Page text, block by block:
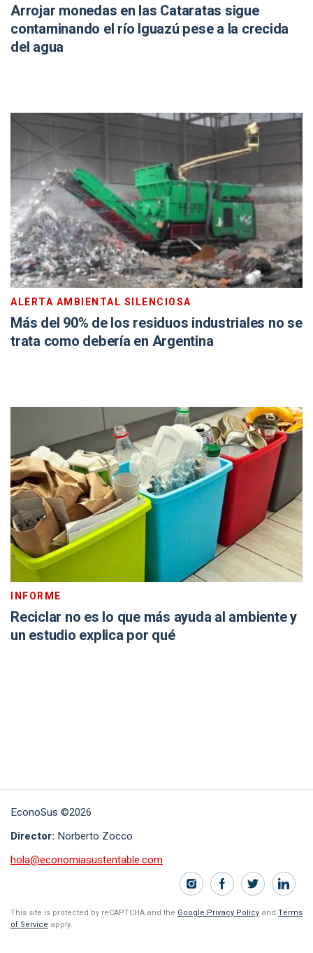
Arrojar monedas en las Cataratas sigue
contaminando el río Iguazú pese a la crecida
del agua
ALERTA AMBIENTAL SILENCIOSA
Más del 90% de los residuos industriales no se
trata como debería en Argentina
INFORME
Reciclar no es lo que más ayuda al ambiente y
un estudio explica por qué
EconoSus ©2026
Director: Norberto Zocco
hola@economiasustentable.com
This site is protected by reCAPTCHA and the Google Privacy Policy and Terms
of Service apply.